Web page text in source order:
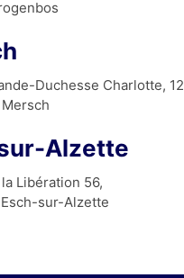
Duchesse Charlotte, 12
Alzette
Libération 56,
sur-Alzette